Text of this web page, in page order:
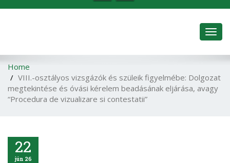
Home
VIII.-osztályos vizsgázók és szüleik figyelmébe: Dolgozat
megtekintése és óvási kérelem beadásának eljárása, avagy
“Procedura de vizualizare si contestatii”
22
jún 26